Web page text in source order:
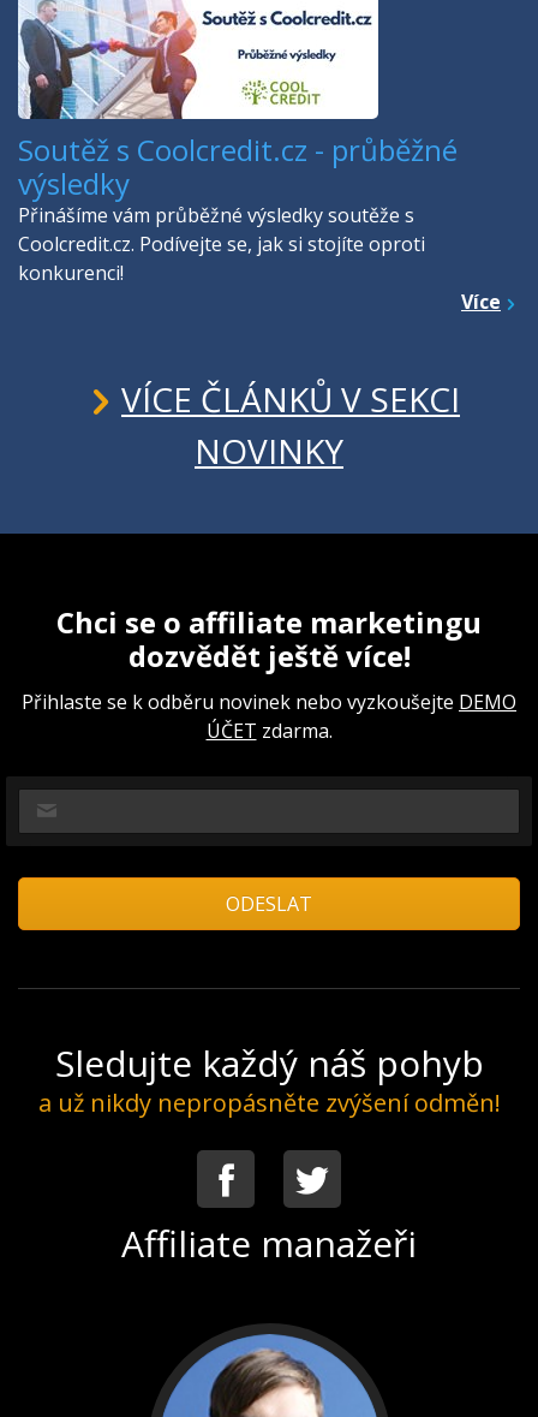
Soutěž s Coolcredit.cz - průběžné
výsledky
Přinášíme vám průběžné výsledky soutěže s
Coolcredit.cz. Podívejte se, jak si stojíte oproti
konkurenci!
Více
VÍCE ČLÁNKŮ V SEKCI
NOVINKY
Chci se o affiliate marketingu
dozvědět ještě více!
Přihlaste se k odběru novinek nebo vyzkoušejte DEMO
ÚČET zdarma.
Sledujte každý náš pohyb
a už nikdy nepropásněte zvýšení odměn!
Facebook
Affiliate manažeři